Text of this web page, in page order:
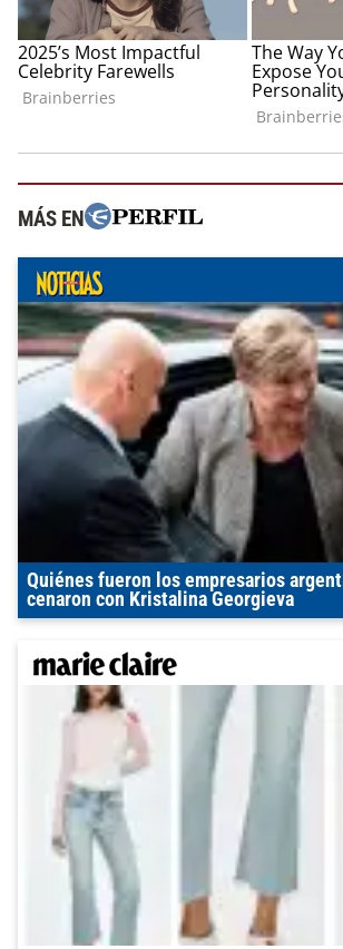
MÁS EN
Quiénes fueron los empresarios
cenaron con Kristalina Georgieva